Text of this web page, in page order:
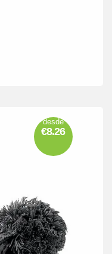
desde
€8.26